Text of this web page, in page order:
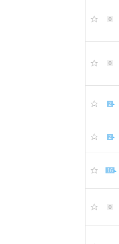
0
0
2
2
16
0